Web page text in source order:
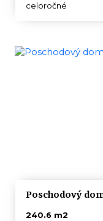
celoročné
Poschodový
240.6 m2